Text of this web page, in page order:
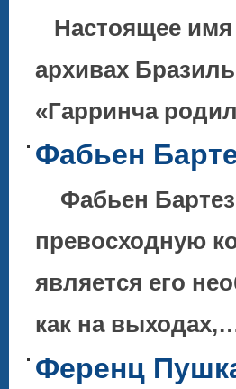
Настоящее имя
архивах
«Гарринча
Фабьен
Фабьен
превосходную
является его
как на
Ференц